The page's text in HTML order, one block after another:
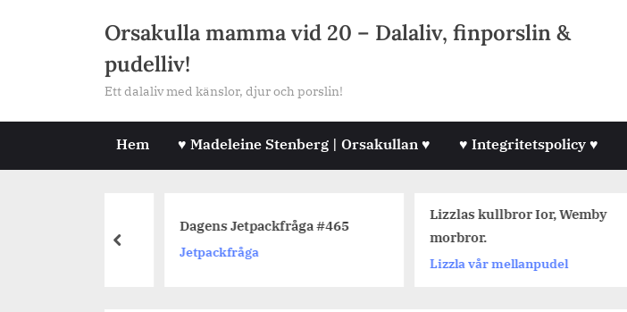
Orsakulla mamma vid 20 – Dalaliv, finporslin &
pudelliv!
Ett dalaliv med känslor, djur och porslin!
Hem ♥ Madeleine Stenberg | Orsakullan ♥ ♥ Integritetspolicy ♥
Dagens Jetpackfråga #465
Jetpackfråga
Lizzlas kullbror Ior, Wemby
morbror.
Lizzla vår mellanpudel
prev